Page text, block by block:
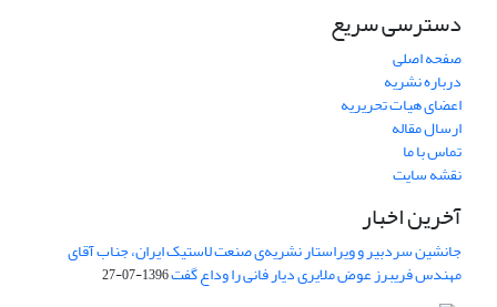
دسترسی سریع
صفحه اصلی
درباره نشریه
اعضای هیات تحریریه
ارسال مقاله
تماس با ما
نقشه سایت
آخرین اخبار
جانشین سردبیر و ویراستار نشریه‌ی صنعت لاستیک ایران، جناب آقای
مهندس فریبرز عوض ملایری دیار فانی را وداع گفت1396-07-27